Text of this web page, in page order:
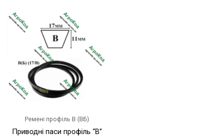
Ремені профіль B (ВБ)
Приводні паси профіль “B”